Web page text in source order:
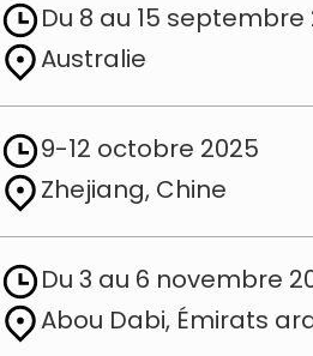
Du 8 au 15 septembre
Australie
9-12 octobre 2025
Zhejiang, Chine
Du 3 au 6 novembre
Abou Dabi, Émirats